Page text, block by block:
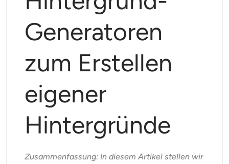
KI-Umarmungsgenerator
KI-Tanzgenerator
Seedance 2.0 Kling 2.6 Motion Control
Sora 2.0
Wan 2.5
Seedream 5.0 Pro Nano Banana Pro Seedream 4.5
Foto-Verstärker
Objekt-Entferner
Wasserzeichen-Entferner
Generatoren
zum Erstellen
eigener
Hintergründe
Zusammenfassung: In diesem Artikel stellen wir